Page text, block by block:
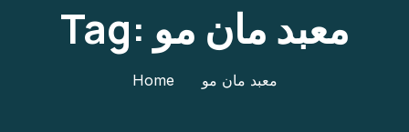
Tag: معبد مان مو
Home معبد مان مو